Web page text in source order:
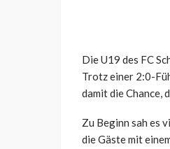
Die U19 des FC
Trotz einer 2:0-
damit die Chance,
Zu Beginn sah es
die Gäste mit